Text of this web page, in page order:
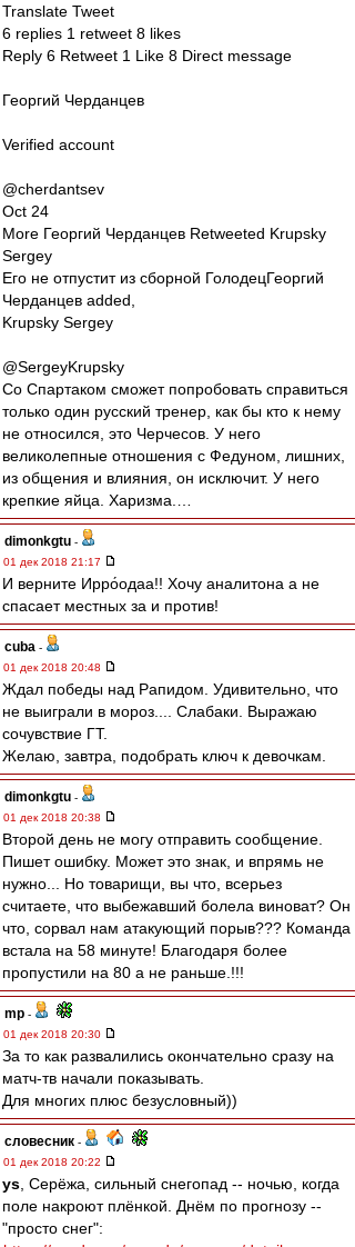
Translate Tweet
6 replies 1 retweet 8 likes
Reply 6 Retweet 1 Like 8 Direct message
Георгий Черданцев
Verified account
@cherdantsev
Oct 24
More Георгий Черданцев Retweeted Krupsky
Sergey
Его не отпустит из сборной ГолодецГеоргий
Черданцев added,
Krupsky Sergey
@SergeyKrupsky
Со Спартаком сможет попробовать справиться
только один русский тренер, как бы кто к нему
не относился, это Черчесов. У него
великолепные отношения с Федуном, лишних,
из общения и влияния, он исключит. У него
крепкие яйца. Харизма.…
dimonkgtu -
01 дек 2018 21:17
И верните Ирро́одаа!! Хочу аналитона а не
спасает местных за и против!
cuba -
01 дек 2018 20:48
Ждал победы над Рапидом. Удивительно, что
не выиграли в мороз.... Слабаки. Выражаю
сочувствие ГТ.
Желаю, завтра, подобрать ключ к девочкам.
dimonkgtu -
01 дек 2018 20:38
Второй день не могу отправить сообщение.
Пишет ошибку. Может это знак, и впрямь не
нужно... Но товарищи, вы что, всерьез
считаете, что выбежавший болела виноват? Он
что, сорвал нам атакующий порыв??? Команда
встала на 58 минуте! Благодаря более
пропустили на 80 а не раньше.!!!
mp -
01 дек 2018 20:30
За то как развалились окончательно сразу на
матч-тв начали показывать.
Для многих плюс безусловный))
словесник -
01 дек 2018 20:22
ys , Серёжа, сильный снегопад -- ночью, когда
поле накроют плёнкой. Днём по прогнозу --
"просто снег":